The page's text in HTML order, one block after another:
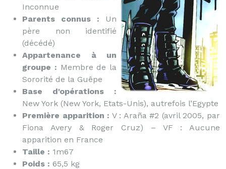
Inconnue
Parents connus : Un
père non identifié
(décédé)
Appartenance à un
groupe : Membre de la
Sororité de la Guêpe
Base d'opérations :
New York (New York, Etats-Unis), autrefois l’Egypte
Première apparition : V : Araña #2 (avril 2005, par
Fiona Avery & Roger Cruz) – VF : Aucune
apparition en France
Taille : 1m67
Poids : 65,5 kg